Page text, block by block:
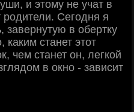
и этому не учат в
Сегодня я
в обертку
станет этот
чем станет он, легкой
в окно - зависит